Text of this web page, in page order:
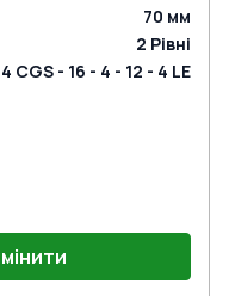
70 мм
2 Рівні
4 CGS - 16 - 4 - 12 - 4 LE